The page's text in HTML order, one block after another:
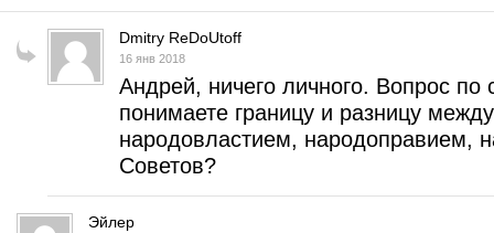
Dmitry ReDoUtoff
16 янв 2018
Андрей, ничего личного. Вопрос по
понимаете границу и разницу
народовластием, народоправием,
Советов?
Эйлер